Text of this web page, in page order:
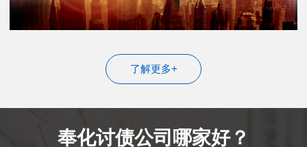
了解更多+
奉化讨债公司哪家好？